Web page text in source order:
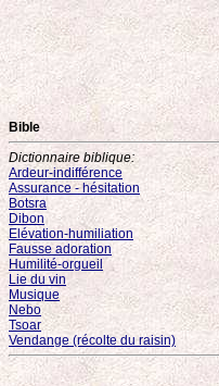
Bible
Dictionnaire biblique:
Ardeur-indifférence
Assurance - hésitation
Botsra
Dibon
Elévation-humiliation
Fausse adoration
Humilité-orgueil
Lie du vin
Musique
Nebo
Tsoar
Vendange (récolte du raisin)